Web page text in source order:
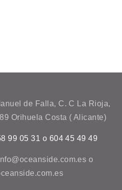
de Falla, C. C La Rioja,
Orihuela Costa ( Alicante)
99 05 31 o 604 45 49 49
o